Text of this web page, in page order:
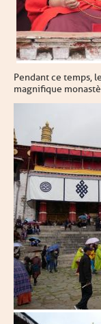
Pendant ce temps,
magnifique